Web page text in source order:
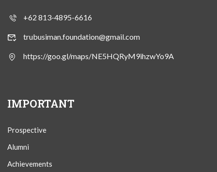
+62 813-4895-6616
trubusiman.foundation@gmail.com
https://goo.gl/maps/NE5HQRyM9ihzwYo9A
IMPORTANT
Prospective
Alumni
Achievements